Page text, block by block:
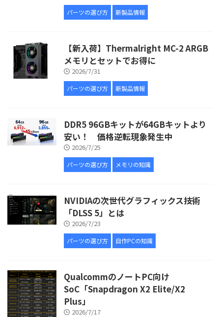
パーツの選び方 新製品情報
【新入荷】Thermalright MC-2 ARGB
メモリとセットでお得に
2026/7/31
パーツの選び方 新製品情報
DDR5 96GBキットが64GBキットより
安い！ 価格逆転現象発生中
2026/7/25
パーツの選び方 メモリの知識
NVIDIAの次世代グラフィックス技術
「DLSS 5」とは
2026/7/23
パーツの選び方 自作PCの知識
QualcommのノートPC向け
SoC「Snapdragon X2 Elite/X2
Plus」
2026/7/17